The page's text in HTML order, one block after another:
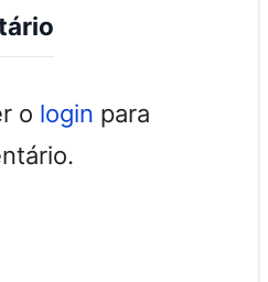
o login para